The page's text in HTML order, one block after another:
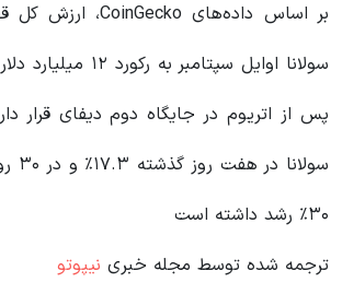
سولانا اوایل سپتامبر
پس از اتریوم در جایگاه دوم دیفای قرار
۳۰٪ رشد داشته است
ترجمه شده توسط مجله خبری نیپوتو